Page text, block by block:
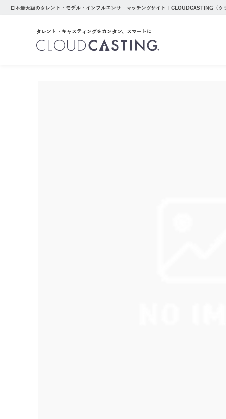
日本最大級のタレント・モデル・インフルエンサーマッチングサイト｜CLOUDCASTING（ク
タレント・キャスティングをカンタン、スマートに